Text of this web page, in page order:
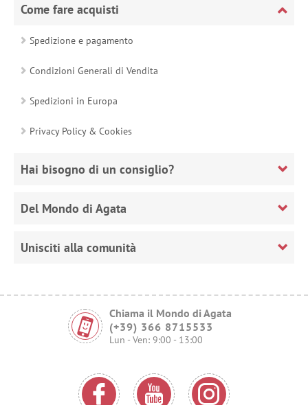
Come fare acquisti
Spedizione e pagamento
Condizioni Generali di Vendita
Spedizioni in Europa
Privacy Policy & Cookies
Hai bisogno di un consiglio?
Del Mondo di Agata
Unisciti alla comunità
Chiama il Mondo di Agata
(+39) 366 8715533
Lun - Ven: 9:00 - 13:00